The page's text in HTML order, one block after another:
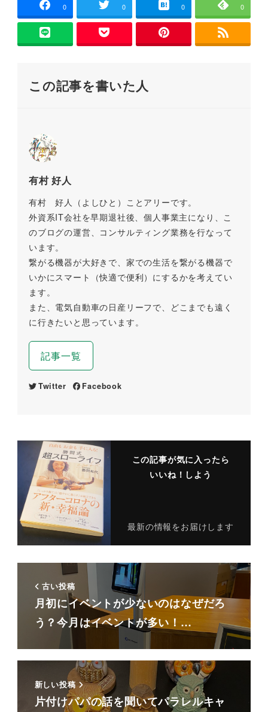
き
ま
す
e
b
o
k
er l n y
Li
n
0 0 0 0
この記事を書いた人
有村 好人
有村 好人（よしひと）ことアリーです。
外資系IT会社を早期退社後、個人事業主になり、こ
のブログの運営、コンサルティング業務を行なって
います。
繋がる機器が大好きで、家での生活を繋がる機器で
いかにスマート（快適で便利）にするかを考えてい
ます。
また、電気自動車の日産リーフで、どこまでも遠く
に行きたいと思っています。
記事一覧
Twitter Facebook
この記事が気に入ったら
いいね！しよう
最新の情報をお届けします
古い投稿
月初にイベントが少ないのはなぜだろ
う？今月はイベントが多い！…
新しい投稿
片付けパパの話を聞いてパラレルキャ